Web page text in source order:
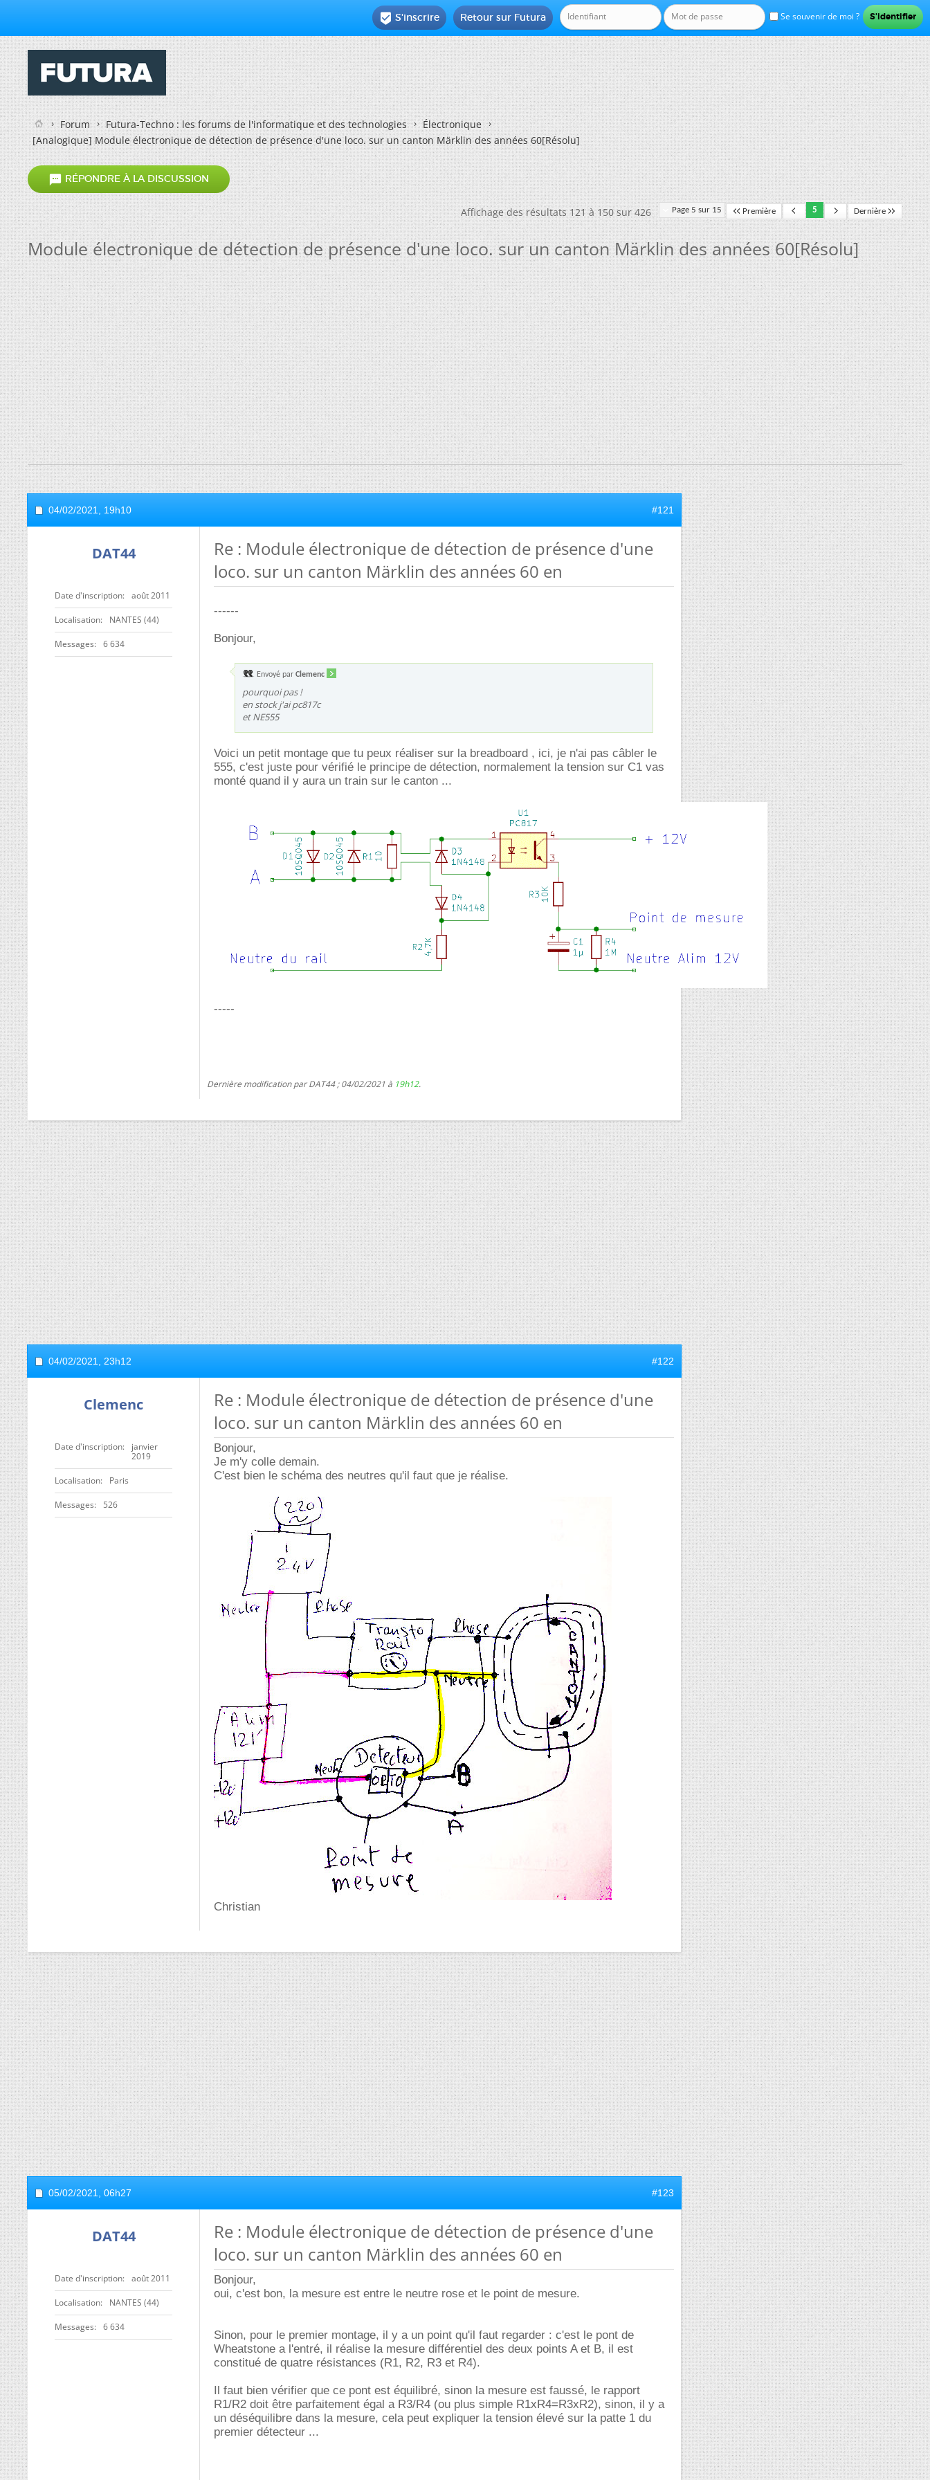
Se souvenir de moi ?
Retour sur Futura
 S'inscrire
Forum Futura-Techno : les forums de l'informatique et des technologies
Électronique
[Analogique] Module électronique de détection de présence d'une loco. sur un canton Märklin des années 60[Résolu]
 RÉPONDRE À LA DISCUSSION
Page 5 sur 15 Première 5 Dernière
Affichage des résultats 121 à 150 sur 426
Module électronique de détection de présence d'une loco. sur un canton Märklin des années 60[Résolu]
04/02/2021, 19h10 #121
DAT44
Date d'inscription août 2011
Localisation NANTES (44)
Messages 6 634
Re : Module électronique de détection de présence d'une
loco. sur un canton Märklin des années 60 en
------
Bonjour,
Envoyé par Clemenc
pourquoi pas !
en stock j'ai pc817c
et NE555
Voici un petit montage que tu peux réaliser sur la breadboard , ici, je n'ai pas câbler le
555, c'est juste pour vérifié le principe de détection, normalement la tension sur C1 vas
monté quand il y aura un train sur le canton ...
-----
Dernière modification par DAT44 ; 04/02/2021 à 19h12.
04/02/2021, 23h12 #122
Clemenc
Date d'inscription
janvier
2019
Localisation Paris
Messages 526
Re : Module électronique de détection de présence d'une
loco. sur un canton Märklin des années 60 en
Bonjour,
Je m'y colle demain.
C'est bien le schéma des neutres qu'il faut que je réalise.
Christian
05/02/2021, 06h27 #123
DAT44
Date d'inscription août 2011
Localisation NANTES (44)
Messages 6 634
Re : Module électronique de détection de présence d'une
loco. sur un canton Märklin des années 60 en
Bonjour,
oui, c'est bon, la mesure est entre le neutre rose et le point de mesure.
Sinon, pour le premier montage, il y a un point qu'il faut regarder : c'est le pont de
Wheatstone a l'entré, il réalise la mesure différentiel des deux points A et B, il est
constitué de quatre résistances (R1, R2, R3 et R4).
Il faut bien vérifier que ce pont est équilibré, sinon la mesure est faussé, le rapport
R1/R2 doit être parfaitement égal a R3/R4 (ou plus simple R1xR4=R3xR2), sinon, il y a
un déséquilibre dans la mesure, cela peut expliquer la tension élevé sur la patte 1 du
premier détecteur ...